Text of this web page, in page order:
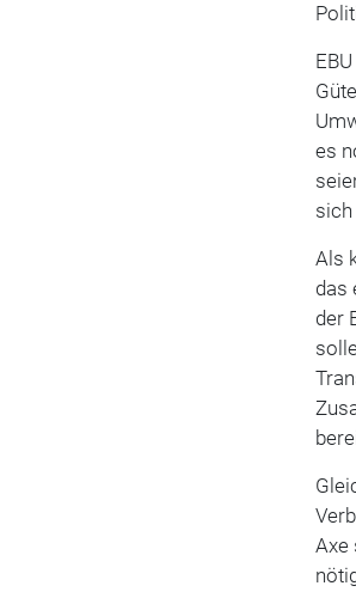
es
Als
das
der
Axe